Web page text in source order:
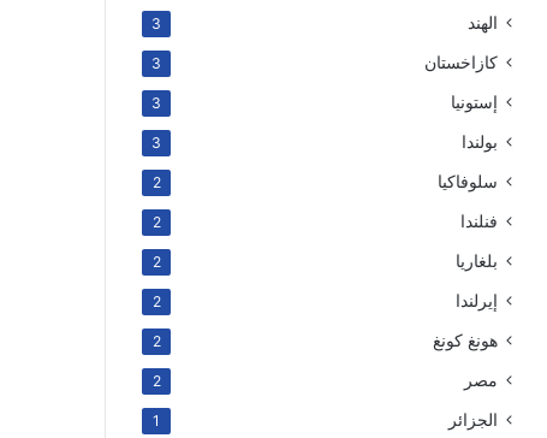
الهند 3
كازاخستان 3
إستونيا 3
بولندا 3
سلوفاكيا 2
فنلندا 2
بلغاريا 2
إيرلندا 2
هونغ كونغ 2
مصر 2
الجزائر 1